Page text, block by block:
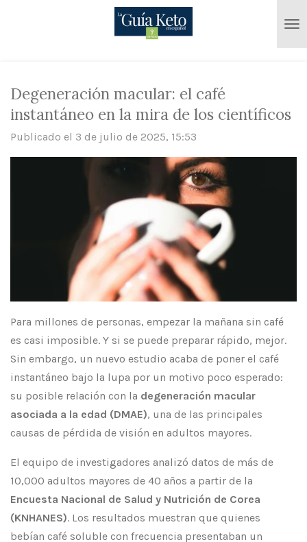
Degeneración macular: el café
instantáneo en la mira de los científicos
Publicado el 3 de julio de 2025, 15:53
Para millones de personas, empezar la mañana sin café
es casi imposible. Y si se puede preparar rápido, mejor.
Sin embargo, un nuevo estudio acaba de poner el café
instantáneo bajo la lupa por un motivo poco esperado:
su posible relación con la degeneración macular
asociada a la edad (DMAE), una de las principales
causas de pérdida de visión en adultos mayores.
El equipo de investigadores analizó datos de más de
10,000 adultos mayores de 40 años a partir de la
Encuesta Nacional de Salud y Nutrición de Corea
(KNHANES). Los resultados muestran que quienes
bebían café soluble con frecuencia presentaban un